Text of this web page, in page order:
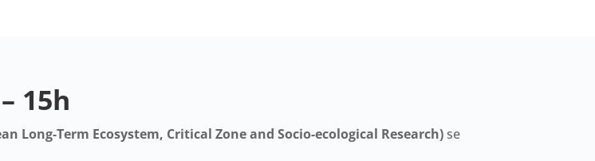
15h
Long-Term Ecosystem, Critical Zone and Socio-ecological Research)se